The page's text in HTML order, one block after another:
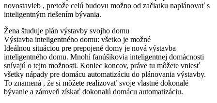
novostavieb , pretože celú budovu možno od začiatku naplánovať s
inteligentným riešením bývania.
Žena študuje plán výstavby svojho domu
Výstavba inteligentného domu: všetko je možné
Ideálnou situáciou pre prepojené domy je nová výstavba
inteligentného domu. Mnohí fanúšikovia inteligentnej domácnosti
snívajú o tejto možnosti. Koniec koncov, práve tu môžete vniesť
všetky nápady pre domácu automatizáciu do plánovania výstavby.
To znamená , že si môžete realizovať svoje vlastné dokonalé
bývanie a zároveň získať dokonalú domácu automatizáciu.